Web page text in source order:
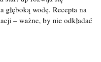
głęboką wodę. Recepta na
– ważne, by nie odkładać